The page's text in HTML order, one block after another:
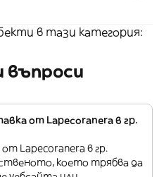
в тази категория:
въпроси
от Lapecoranera в гр.
Lapecoranera в гр.
което трябва да